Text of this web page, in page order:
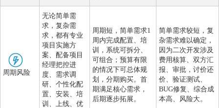
周期风险
无论简单需
求，复杂需
求，都有专业
项目实施方
案、配备项目
经理把控进
度、需求调
研、个性化配
置、安装、培
训、上线、优
周期短，简单需求1
周内完成配置、培
训，系统可拆分、
可组合；预算有限
的情况下可总体规
划，分期购买。首
期满足核心需求，
后期逐步拓展。
简单需求较短，复
杂需求难以确定，
因为二次开发涉及
费用核算、双方汇
报、审批，讨价还
价、验证测试、
BUG修复、综合成
本高、风险大。